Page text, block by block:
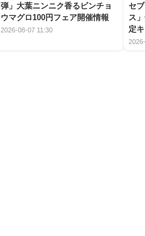
弾」大葉ニンニク香るビンチョ
ウマグロ100円フェア開催情報
2026-08-07 11:30
セ
ス
定